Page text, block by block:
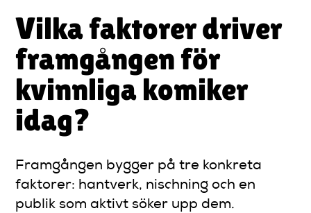
Vilka faktorer driver
framgången för
kvinnliga komiker
idag?
Framgången bygger på tre konkreta
faktorer: hantverk, nischning och en
publik som aktivt söker upp dem.